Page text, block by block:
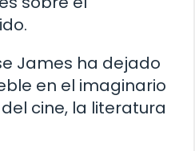
James ha dejado
en el imaginario
cine, la literatura